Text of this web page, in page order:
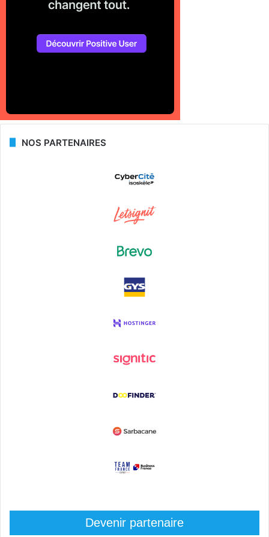
NOS PARTENAIRES
Devenir partenaire